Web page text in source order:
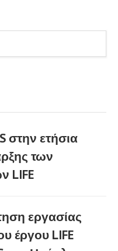
στην ετήσια
των
LIFE
εργασίας
έργου LIFE